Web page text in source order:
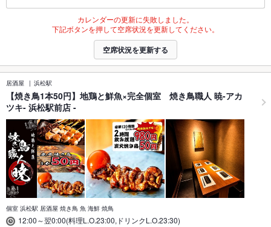
カレンダーの更新に失敗しました。
下記ボタンを押して空席状況を更新してください。
空席状況を更新する
居酒屋 浜松駅
【焼き鳥1本50円】地鶏と鮮魚×完全個室 焼き鳥職人 暁-アカ
ツキ- 浜松駅前店 -
個室 浜松駅 居酒屋 焼き鳥 魚 海鮮 焼鳥
12:00～翌0:00(料理L.O.23:00,ドリンクL.O.23:30)